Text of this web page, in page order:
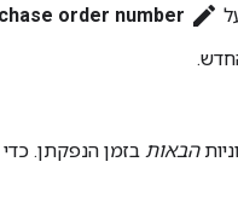
edit
order number
הבאות בזמן הנפקתן.